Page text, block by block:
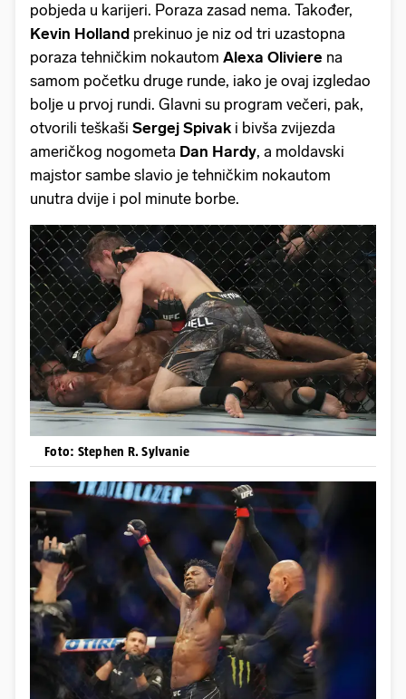
pobjeda u karijeri. Poraza zasad nema. Također,
Kevin Holland prekinuo je niz od tri uzastopna
poraza tehničkim nokautom Alexa Oliviere na
samom početku druge runde, iako je ovaj izgledao
bolje u prvoj rundi. Glavni su program večeri, pak,
otvorili teškaši Sergej Spivak i bivša zvijezda
američkog nogometa Dan Hardy, a moldavski
majstor sambe slavio je tehničkim nokautom
unutra dvije i pol minute borbe.
Foto: Stephen R. Sylvanie